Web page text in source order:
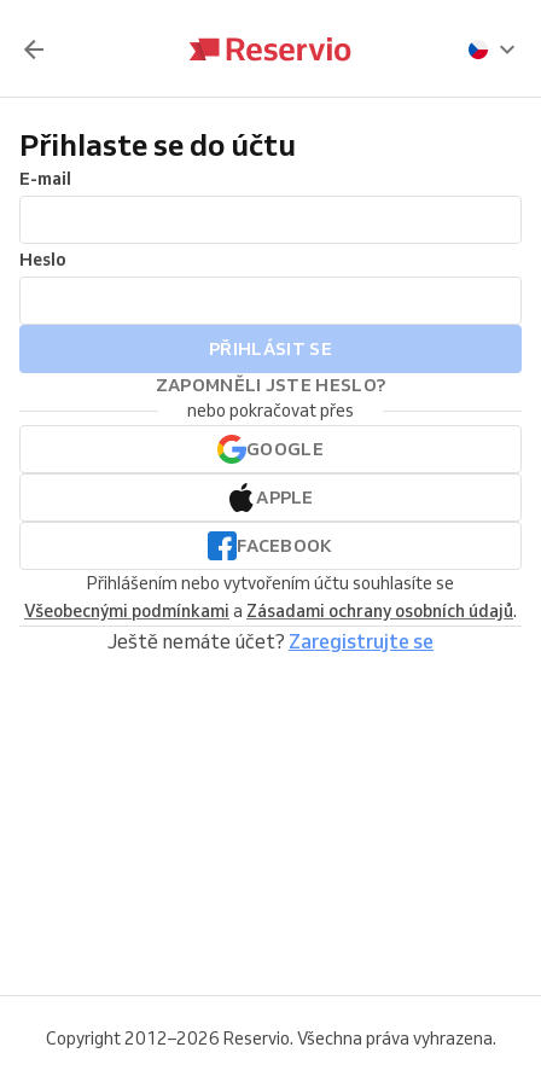
Přihlaste se do účtu
E-mail
Heslo
PŘIHLÁSIT SE
ZAPOMNĚLI JSTE HESLO?
nebo pokračovat přes
GOOGLE
APPLE
FACEBOOK
Přihlášením nebo vytvořením účtu souhlasíte se
Všeobecnými podmínkami a Zásadami ochrany osobních údajů.
Ještě nemáte účet? Zaregistrujte se
Copyright 2012–2026 Reservio. Všechna práva vyhrazena.